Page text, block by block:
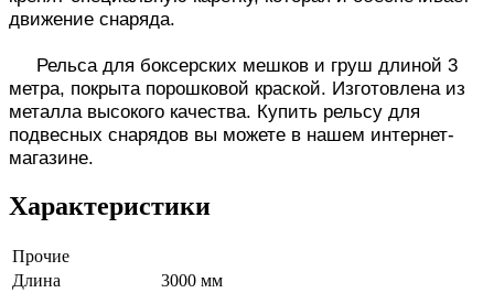
движение снаряда.
Рельса для боксерских мешков и груш длиной 3
метра, покрыта порошковой краской. Изготовлена из
металла высокого качества. Купить рельсу для
подвесных снарядов вы можете в нашем интернет-
магазине.
Характеристики
Прочие
Длина
3000 мм